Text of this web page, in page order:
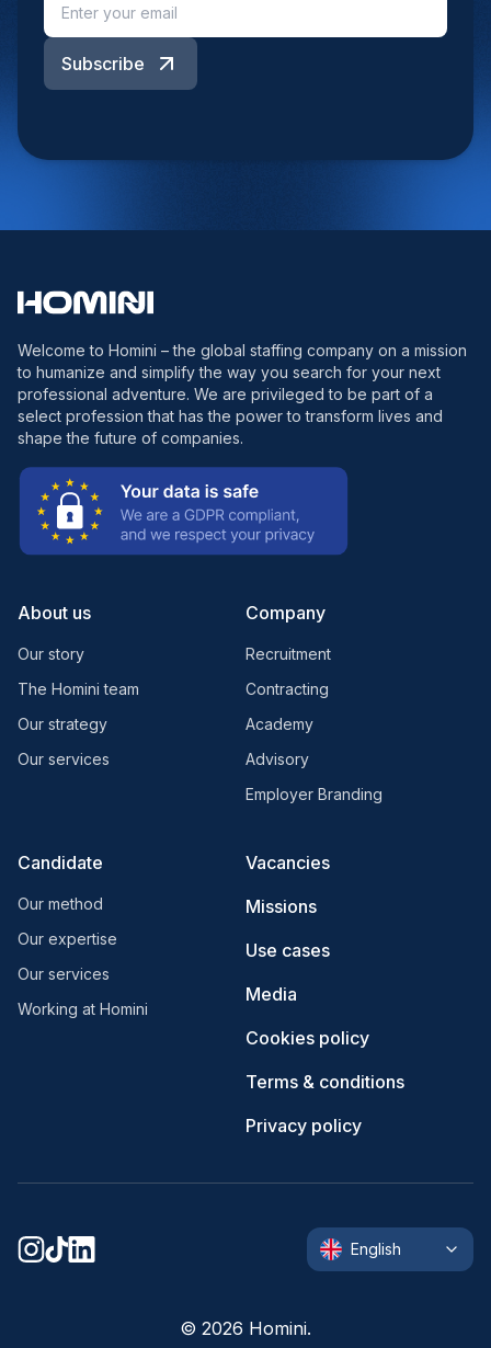
Subscribe
Welcome to Homini – the global staffing company on a mission
to humanize and simplify the way you search for your next
professional adventure. We are privileged to be part of a
select profession that has the power to transform lives and
shape the future of companies.
About us
Our story
The Homini team
Our strategy
Our services
Company
Recruitment
Contracting
Academy
Advisory
Employer Branding
Candidate
Our method
Our expertise
Our services
Working at Homini
Vacancies
Missions
Use cases
Media
Cookies policy
Terms & conditions
Privacy policy
© 2026 Homini.
English